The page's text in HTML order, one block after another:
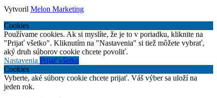
Vytvoril Melon Marketing
Cookies
Používame cookies. Ak si myslíte, že je to v poriadku, kliknite na
"Prijať všetko". Kliknutím na "Nastavenia" si tiež môžete vybrať,
aký druh súborov cookie chcete povoliť.
Nastavenia Prijať všetko
Cookies
Vyberte, aké súbory cookie chcete prijať. Váš výber sa uloží na
jeden rok.